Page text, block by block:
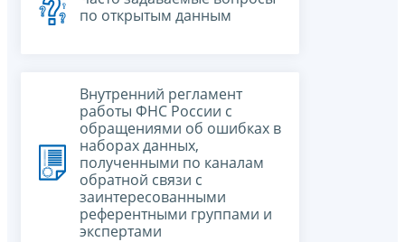
по открытым данным
Внутренний регламент
работы ФНС России с
обращениями об ошибках в
наборах данных,
полученными по каналам
обратной связи с
заинтересованными
референтными группами и
экспертами